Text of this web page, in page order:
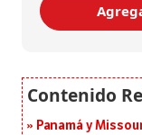
Panamá y